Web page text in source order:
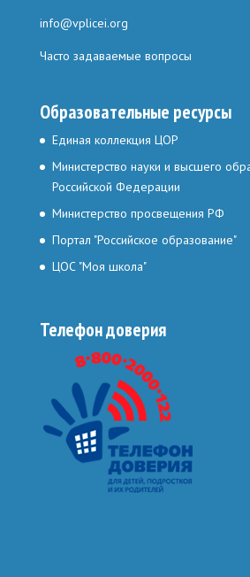
info@vplicei.org
Часто задаваемые вопросы
Образовательные ресурсы
Единая коллекция ЦОР
Министерство науки и высшего
Российской Федерации
Министерство просвещения РФ
Портал "Российское образование"
ЦОС "Моя школа"
Телефон доверия